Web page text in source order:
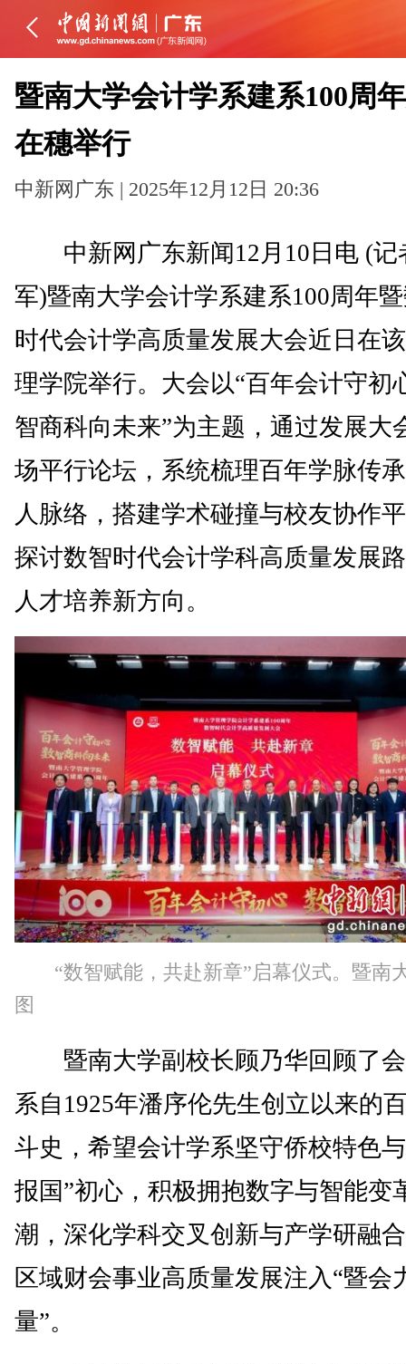
暨南大学会计学系建系100周
在穗举行
中新网广东 | 2025年12月12日 20:36
中新网广东新闻12月10日电 (记
军)暨南大学会计学系建系100周年
时代会计学高质量发展大会近日在
理学院举行。大会以“百年会计守初
智商科向未来”为主题，通过发展大
场平行论坛，系统梳理百年学脉传
人脉络，搭建学术碰撞与校友协作
探讨数智时代会计学科高质量发展
人才培养新方向。
“数智赋能，共赴新章”启幕仪式。暨南
图
暨南大学副校长顾乃华回顾了
系自1925年潘序伦先生创立以来的
斗史，希望会计学系坚守侨校特色
报国”初心，积极拥抱数字与智能变
潮，深化学科交叉创新与产学研融
区域财会事业高质量发展注入“暨会
量”。